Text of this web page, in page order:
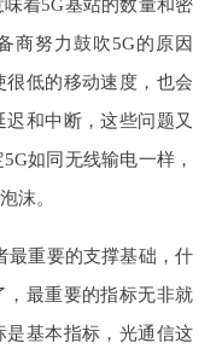
着5G基站的数量和密
商努力鼓吹5G的原因
低的移动速度，也会
和中断，这些问题又
如同无线输电一样，
沫。
最重要的支撑基础，什
，最重要的指标无非就
是基本指标，光通信这